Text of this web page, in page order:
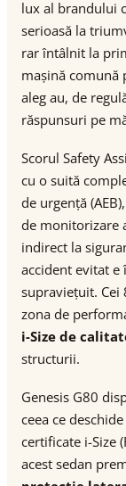
lux al brandului
serioasă la
rar întâlnit la
mașină comună
aleg au, de
răspunsuri pe
Scorul Safety
cu o suită
de urgență
de monitorizare
indirect la
accident evitat
supraviețuit. Cei
zona de
i-Size de
structurii.
Genesis G80
ceea ce
certificate i-Size
acest sedan